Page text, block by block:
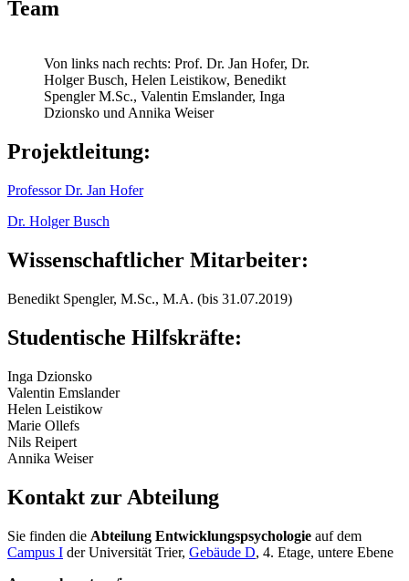
Team
Von links nach rechts: Prof. Dr. Jan Hofer, Dr.
Holger Busch, Helen Leistikow, Benedikt
Spengler M.Sc., Valentin Emslander, Inga
Dzionsko und Annika Weiser
Projektleitung:
Professor Dr. Jan Hofer
Dr. Holger Busch
Wissenschaftlicher Mitarbeiter:
Benedikt Spengler, M.Sc., M.A. (bis 31.07.2019)
Studentische Hilfskräfte:
Inga Dzionsko
Valentin Emslander
Helen Leistikow
Marie Ollefs
Nils Reipert
Annika Weiser
Kontakt zur Abteilung
Sie finden die Abteilung Entwicklungspsychologie auf dem
Campus I der Universität Trier, Gebäude D, 4. Etage, untere Ebene